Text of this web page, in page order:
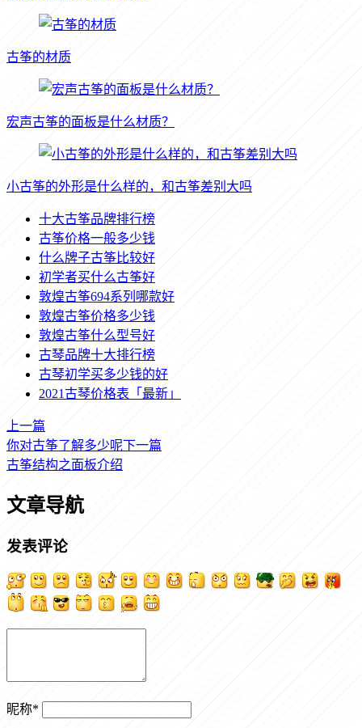
古筝的材质
宏声古筝的面板是什么材质？
小古筝的外形是什么样的，和古筝差别大吗
十大古筝品牌排行榜
古筝价格一般多少钱
什么牌子古筝比较好
初学者买什么古筝好
敦煌古筝694系列哪款好
敦煌古筝价格多少钱
敦煌古筝什么型号好
古琴品牌十大排行榜
古琴初学买多少钱的好
2021古琴价格表「最新」
上一篇
你对古筝了解多少呢下一篇
古筝结构之面板介绍
文章导航
发表评论
昵称*